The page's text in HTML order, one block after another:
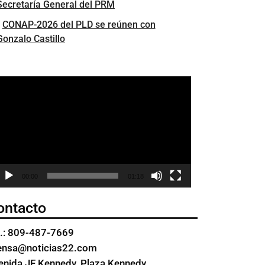
General del PRM
CONAP-2026 del PLD se reúnen con
Castillo
00:00 01:18
809-487-7669